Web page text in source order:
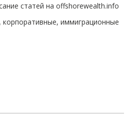
статей на offshorewealth.info
иммиграционные